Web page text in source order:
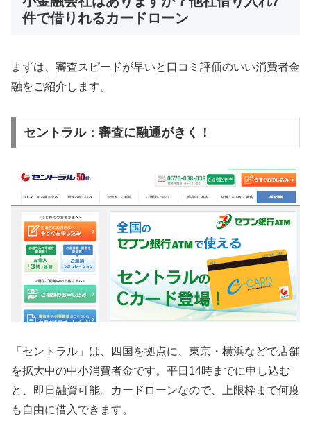
件で借りれるカードローン
まずは、審査スピードが早いと口コミ評価のいい消費者金
融をご紹介します。
セントラル：審査に融通がきく！
「セントラル」は、四国を拠点に、東京・横浜などで店舗
を拡大中の中小消費者金です。平日14時までに申し込む
と、即日融資可能。カードローンなので、上限枠まで何度
も自由に借入できます。